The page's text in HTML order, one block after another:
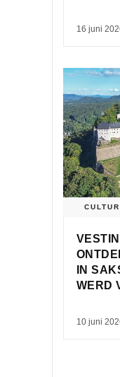
16 juni
IN
WERD
10 juni